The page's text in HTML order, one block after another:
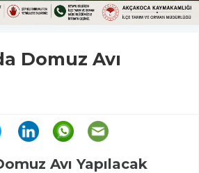
Domuz Avı
Avı Yapılacak